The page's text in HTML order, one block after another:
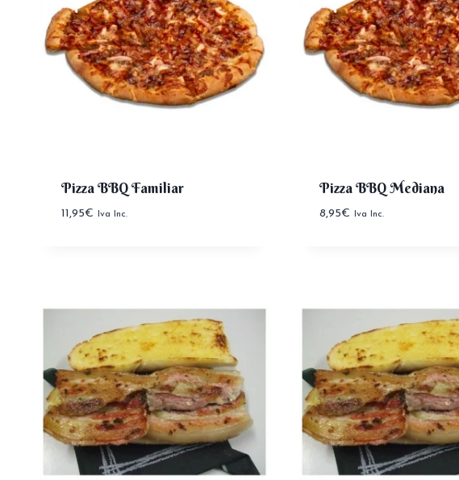
Pizza BBQ Familiar
11,95€ Iva Inc.
Pizza BBQ Mediana
8,95€ Iva Inc.